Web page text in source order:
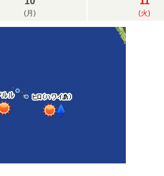
(月) (火)